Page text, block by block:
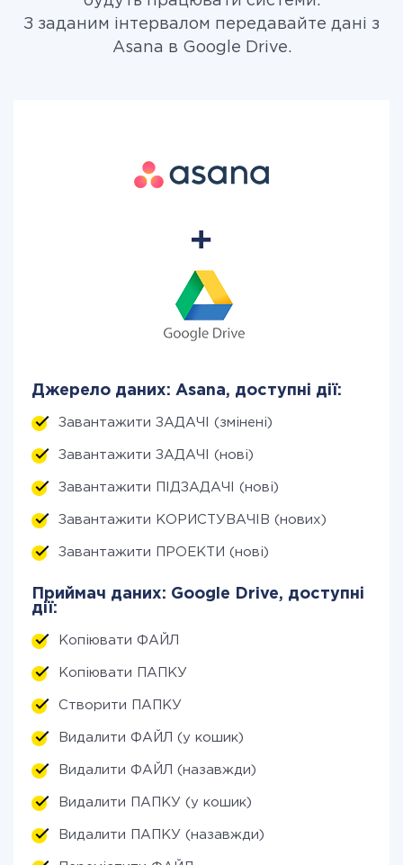
З заданим інтервалом передавайте дані з
Asana в Google Drive.
Джерело даних: Asana, доступні дії:
Завантажити ЗАДАЧІ (змінені)
Завантажити ЗАДАЧІ (нові)
Завантажити ПІДЗАДАЧІ (нові)
Завантажити КОРИСТУВАЧІВ (нових)
Завантажити ПРОЕКТИ (нові)
Приймач даних: Google Drive, доступні
дії:
Копіювати ФАЙЛ
Копіювати ПАПКУ
Створити ПАПКУ
Видалити ФАЙЛ (у кошик)
Видалити ФАЙЛ (назавжди)
Видалити ПАПКУ (у кошик)
Видалити ПАПКУ (назавжди)